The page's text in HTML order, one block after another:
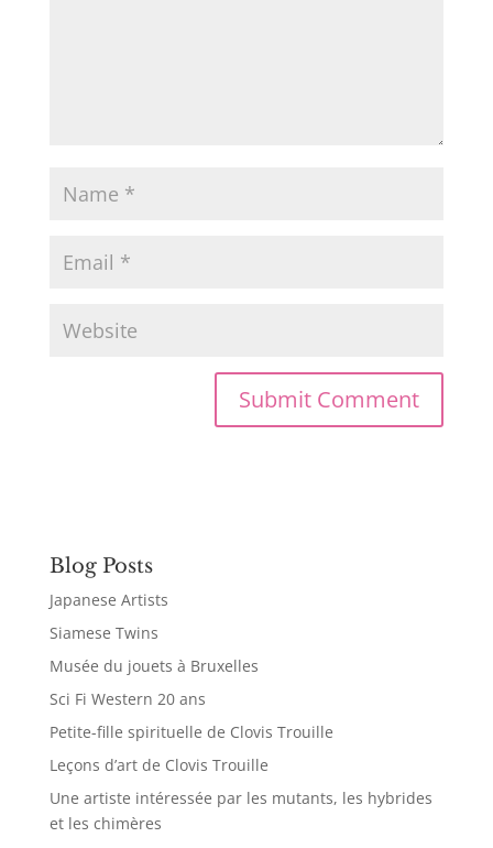
Blog Posts
Japanese Artists
Siamese Twins
Musée du jouets à Bruxelles
Sci Fi Western 20 ans
Petite-fille spirituelle de Clovis Trouille
Leçons d’art de Clovis Trouille
Une artiste intéressée par les mutants, les hybrides
et les chimères